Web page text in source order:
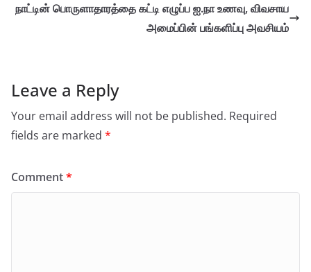
நாட்டின் பொருளாதாரத்தை கட்டி எழுப்ப ஐ.நா உணவு, விவசாய
அமைப்பின் பங்களிப்பு அவசியம்
Leave a Reply
Your email address will not be published. Required
fields are marked *
Comment*